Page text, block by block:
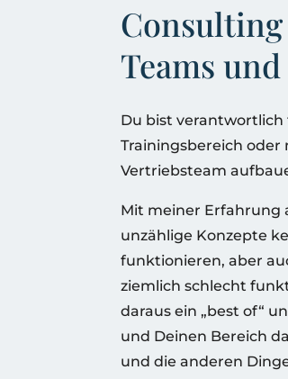
Teams
Du bist verantwortlich
Trainingsbereich
Vertriebsteam
Mit meiner Erfahrung
unzählige Konzepte
funktionieren, aber
ziemlich schlecht
daraus ein „best of“
und Deinen Bereich
und die anderen